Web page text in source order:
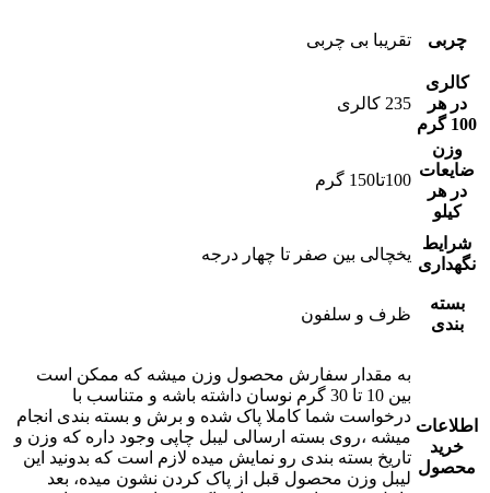
چربی تقریبا بی چربی
کالری
در هر
100 گرم
235 کالری
وزن
ضایعات
در هر
کیلو
100تا150 گرم
شرایط
نگهداری
یخچالی بین صفر تا چهار درجه
بسته
بندی
ظرف و سلفون
اطلاعات
خرید
محصول
به مقدار سفارش محصول وزن میشه که ممکن است
بین 10 تا 30 گرم نوسان داشته باشه و متناسب با
درخواست شما کاملا پاک شده و برش و بسته بندی انجام
میشه ،روی بسته ارسالی لیبل چاپی وجود داره که وزن و
تاریخ بسته بندی رو نمایش میده لازم است که بدونید این
لیبل وزن محصول قبل از پاک کردن نشون میده، بعد